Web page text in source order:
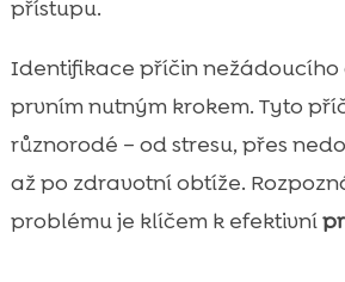
přístupu.
Identifikace příčin nežádoucího
prvním nutným krokem. Tyto
různorodé – od stresu, přes
až po zdravotní obtíže.
problému je klíčem k efektivní